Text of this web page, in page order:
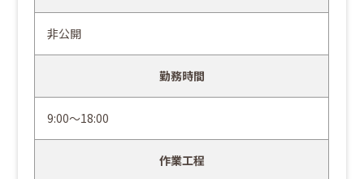
非公開
勤務時間
9:00～18:00
作業工程